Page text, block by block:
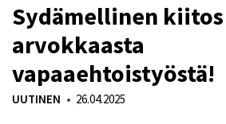
Sydämellinen kiitos
arvokkaasta
vapaaehtoistyöstä!
UUTINEN 26.04.2025